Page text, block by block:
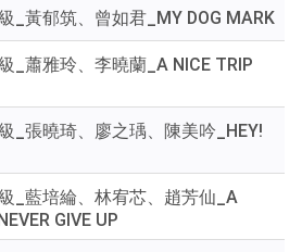
_黃郁筑、曾如君_MY DOG MARK
_蕭雅玲、李曉蘭_A NICE TRIP
_張曉琦、廖之瑀、陳美吟_HEY!
_藍培綸、林宥芯、趙芳仙_A
GIVE UP